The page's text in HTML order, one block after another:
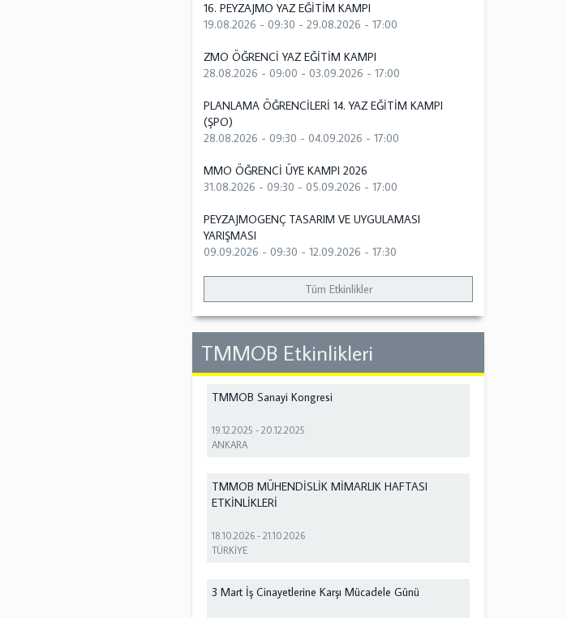
16. PEYZAJMO YAZ EĞİTİM KAMPI
19.08.2026 - 09:30 -29.08.2026 - 17:00
ZMO ÖĞRENCİ YAZ EĞİTİM KAMPI
28.08.2026 - 09:00 -03.09.2026 - 17:00
PLANLAMA ÖĞRENCİLERİ 14. YAZ EĞİTİM KAMPI
(ŞPO)
28.08.2026 - 09:30 -04.09.2026 - 17:00
MMO ÖĞRENCİ ÜYE KAMPI 2026
31.08.2026 - 09:30 -05.09.2026 - 17:00
PEYZAJMOGENÇ TASARIM VE UYGULAMASI
YARIŞMASI
09.09.2026 - 09:30 -12.09.2026 - 17:30
Tüm Etkinlikler
TMMOB Etkinlikleri
TMMOB Sanayi Kongresi
19.12.2025 -20.12.2025
ANKARA
TMMOB MÜHENDİSLİK MİMARLIK HAFTASI
ETKİNLİKLERİ
18.10.2026 -21.10.2026
TÜRKİYE
3 Mart İş Cinayetlerine Karşı Mücadele Günü